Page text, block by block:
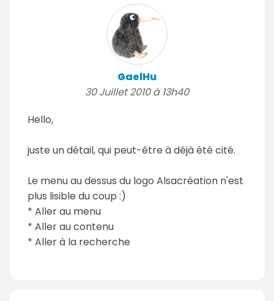
GaelHu
30 Juillet 2010 à 13h40
Hello,
juste un détail, qui peut-être à déjà été cité.
Le menu au dessus du logo Alsacréation n'est
plus lisible du coup :)
* Aller au menu
* Aller au contenu
* Aller à la recherche